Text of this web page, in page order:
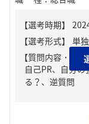
【質問内容・課
自己PR、自分
る？、逆質問